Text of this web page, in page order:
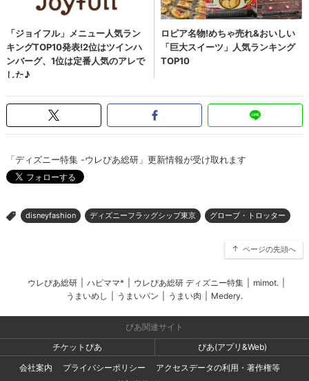
「ディズニー特集 -ウレぴあ総研」更新情報が受け取れます
> disneyfashion ディズニーフラッグシップ東京 グローブ・トロッター
ページの先頭へ
ウレぴあ総研 ハピママ* ウレぴあ総研 ディズニー特集 mimot.
うまいめし
うまいパン うまい肉 Medery.
ぴあ関連サイト
チケットぴあ
ぴあ(アプリ&Web)
会社案内
プライバシーポリシー
アクセスデータの利用・著作権等